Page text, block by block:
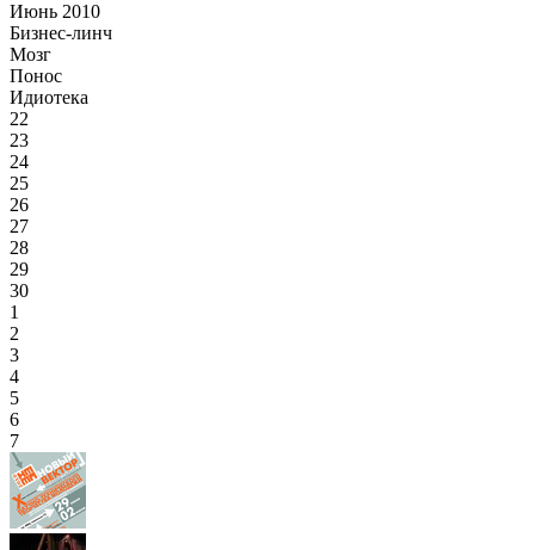
Июнь 2010
Бизнес-линч
Мозг
Понос
Идиотека
22
23
24
25
26
27
28
29
30
1
2
3
4
5
6
7